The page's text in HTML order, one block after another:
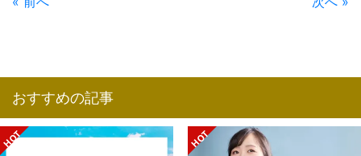
おすすめの記事